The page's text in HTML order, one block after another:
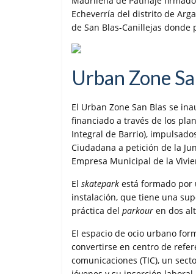
Echeverría del distrito de
de San Blas-Canillejas
Urban Zone
El Urban Zone San Blas se
financiado a través de los
Integral de Barrio),
Ciudadana a petición de la
Empresa Municipal de la
El skatepark está formado por
instalación, que tiene una
práctica del parkour en dos
El espacio de ocio urbano
convertirse en centro de
comunicaciones (TIC), un